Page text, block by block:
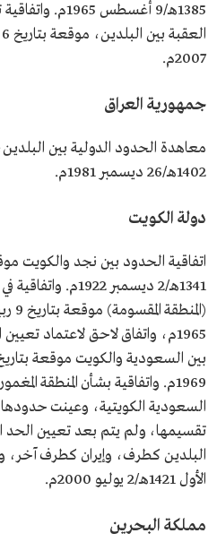
1385هـ/9 أغسطس
2007م.
جمهورية العراق
1402هـ/26 ديسمبر 1981م.
دولة الكويت
1341هـ/2 ديسمبر
1965م، واتفاق لاحق لاعتماد
1969م. واتفاقية بشأن المنطقة
السعودية الكويتية، وعينت
تقسيمها، ولم يتم بعد تعيين الحد
الأول 1421هـ/2 يوليو 2000م.
مملكة البحرين